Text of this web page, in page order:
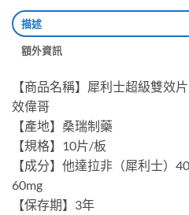
描述
額外資訊
【商品名稱】犀利士超級雙效
效偉哥
【產地】桑瑞制藥
【規格】10片/板
【成分】他達拉非（犀利士）
60mg
【保存期】3年